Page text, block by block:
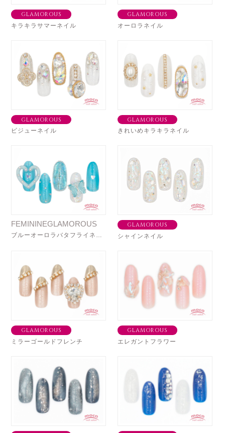
GLAMOROUS
キラキラサマーネイル
GLAMOROUS
オーロラネイル
GLAMOROUS
ビジューネイル
GLAMOROUS
きれいめキラキラネイル
FEMININEGLAMOROUS
ブルーオーロラバタフライネイル
GLAMOROUS
シャインネイル
GLAMOROUS
ミラーゴールドフレンチ
GLAMOROUS
エレガントフラワー